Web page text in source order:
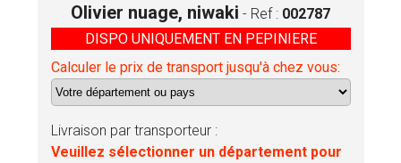
Olivier nuage, niwaki - Ref : 002787
DISPO UNIQUEMENT EN PEPINIERE
Calculer le prix de transport jusqu'à chez vous:
Livraison par transporteur :
Veuillez sélectionner un département pour